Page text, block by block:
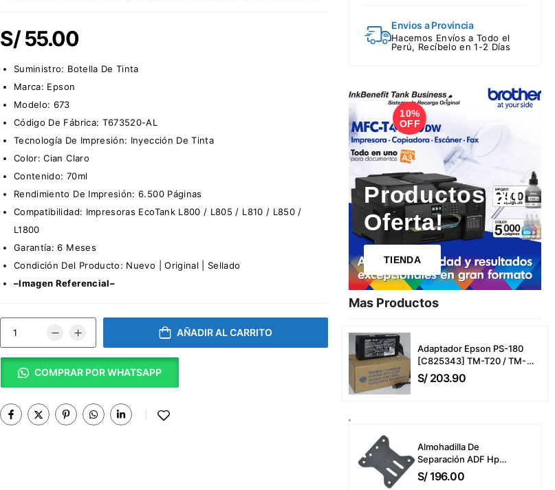
Envios a Provincia
Hacemos Envíos a Todo el
Perú, Recíbelo en 1-2 Días
1
10%
OFF
Productos en
Oferta!
TIENDA
Mas Productos​
Adaptador Epson PS-180
[C825343] TM-T20 / TM-
T20Iii / TM-T20Iiil / TM-P20
/ TM-P20-551 / TMU-220 /
S/203.90
Almohadilla De
Separación ADF Hp
B3Q10-40080 Color
LaserJet Pro MFP
S/196.00
S/55.00
Suministro: Botella De Tinta
Marca: Epson
Modelo: 673
Código De Fábrica: T673520-AL
Tecnología De Impresión: Inyección De Tinta
Color: Cian Claro
Contenido: 70ml
Rendimiento De Impresión: 6.500 Páginas
Compatibilidad: Impresoras EcoTank L800 / L805 / L810 / L850 /
L1800
Garantía: 6 Meses
Condición Del Producto: Nuevo | Original | Sellado
–Imagen Referencial–
AÑADIR AL CARRITO
COMPRAR POR WHATSAPP